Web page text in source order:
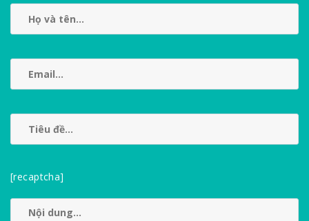
[recaptcha]